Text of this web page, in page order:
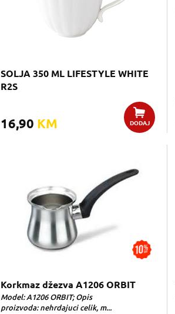
SOLJA 350 ML LIFESTYLE WHITE
R2S
16,90 KM DODAJ
Korkmaz džezva A1206 ORBIT
Model: A1206 ORBIT; Opis
proizvoda: nehrdajuci celik, m...